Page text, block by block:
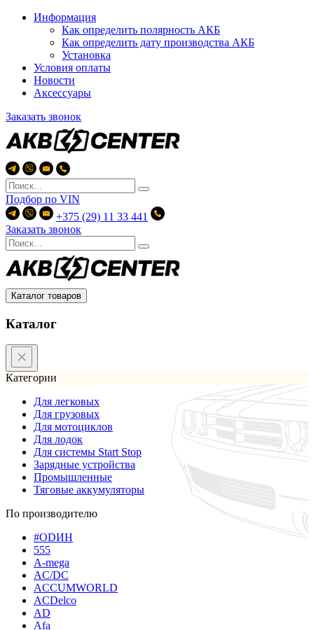
Информация
Как определить полярность АКБ
Как определить дату производства АКБ
Установка
Условия оплаты
Новости
Аксессуары
Заказать звонок
Подбор по VIN
+375 (29) 11 33 441
Заказать звонок
Каталог товаров
Каталог
Категории
Для легковых
Для грузовых
Для мотоциклов
Для лодок
Для системы Start Stop
Зарядные устройства
Промышленные
Тяговые аккумуляторы
По производителю
#ODИН
555
A-mega
AC/DC
ACCUMWORLD
ACDelco
AD
Afa